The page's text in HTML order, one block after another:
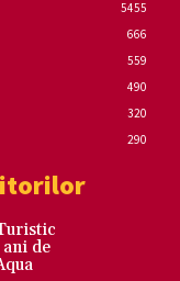
5455
666
559
490
320
290
de